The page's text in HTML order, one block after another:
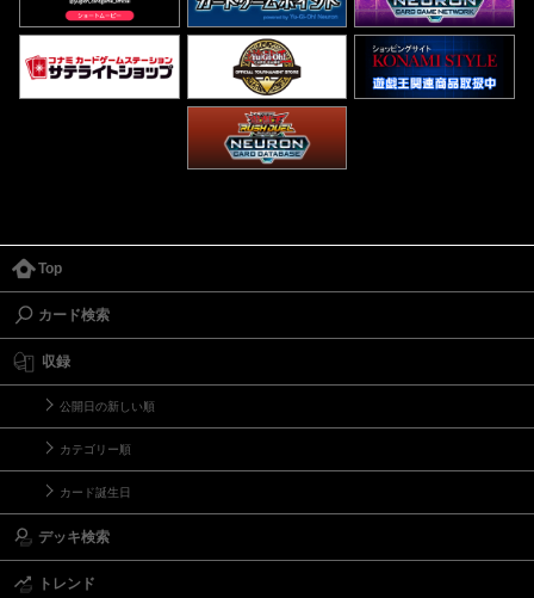
Top
カード検索
収録
公開日の新しい順
カテゴリー順
カード誕生日
デッキ検索
トレンド